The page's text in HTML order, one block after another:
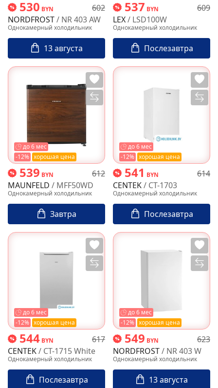
530 BYN
602
NORDFROST/ NR 403 AW
Однокамерный холодильник
13 августа
537 BYN
609
LEX/ LSD100W
Однокамерный холодильник
Послезавтра
-12% хорошая цена
до 6 мес
539 BYN
612
MAUNFELD / MFF50WD
Однокамерный холодильник
Завтра
-12% хорошая цена
до 6 мес
541 BYN
614
CENTEK/ CT-1703
Однокамерный холодильник
Послезавтра
-12% хорошая цена
до 6 мес
544 BYN
617
CENTEK/ CT-1715 White
Однокамерный холодильник
Послезавтра
-12% хорошая цена
до 6 мес
549 BYN
623
NORDFROST/ NR 403 W
Однокамерный холодильник
13 августа